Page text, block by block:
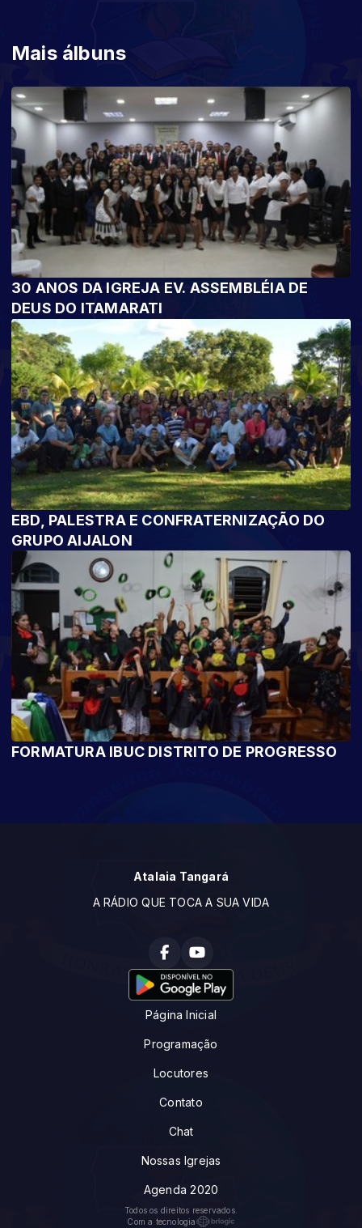
Mais álbuns
30 ANOS DA IGREJA EV. ASSEMBLÉIA DE
DEUS DO ITAMARATI
EBD, PALESTRA E CONFRATERNIZAÇÃO DO
GRUPO AIJALON
FORMATURA IBUC DISTRITO DE PROGRESSO
Atalaia Tangará
A RÁDIO QUE TOCA A SUA VIDA
Página Inicial
Programação
Locutores
Contato
Chat
Nossas Igrejas
Agenda 2020
Todos os direitos reservados.
Com a tecnologia